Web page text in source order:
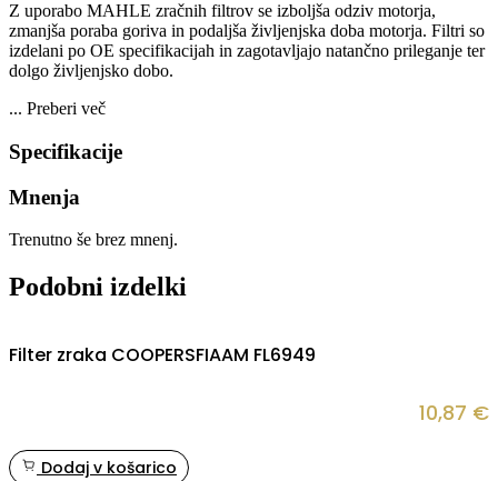
Z uporabo MAHLE zračnih filtrov se izboljša odziv motorja,
zmanjša poraba goriva in podaljša življenjska doba motorja. Filtri so
izdelani po OE specifikacijah in zagotavljajo natančno prileganje ter
dolgo življenjsko dobo.
... Preberi več
Specifikacije
Mnenja
Trenutno še brez mnenj.
Podobni izdelki
Filter zraka COOPERSFIAAM FL6949
10,87 €
Dodaj v košarico